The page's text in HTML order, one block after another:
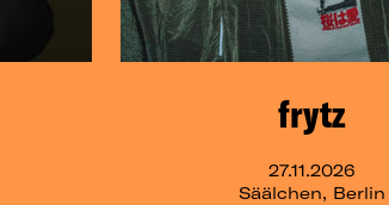
frytz
27.11.2026
Säälchen, Berlin